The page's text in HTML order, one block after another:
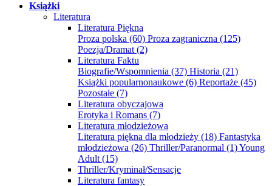
Książki
Literatura
Literatura Piękna
Proza polska (60) Proza zagraniczna (125)
Poezja/Dramat (2)
Literatura Faktu
Biografie/Wspomnienia (37) Historia (21)
Książki popularnonaukowe (6) Reportaże (45)
Pozostałe (7)
Literatura obyczajowa
Erotyka i Romans (7)
Literatura młodzieżowa
Literatura piękna dla młodzieży (18) Fantastyka
młodzieżowa (26) Thriller/Paranormal (1)Young
Adult (15)
Thriller/Kryminał/Sensacje
Literatura fantasy